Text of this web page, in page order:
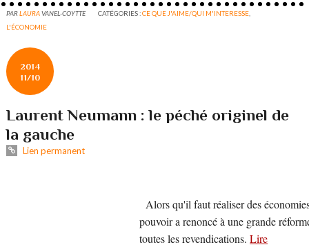
PARLAURAVANEL-COYTTE CATÉGORIES :CE QUE J'AIME/QUI M'INTERESSE
L'ÉCONOMIE
2014
11/10
Laurent Neumann : le péché originel de
la gauche
Lien permanent
Alors qu'il faut réaliser des
pouvoir a renoncé à une grande
toutes les revendications.Lire